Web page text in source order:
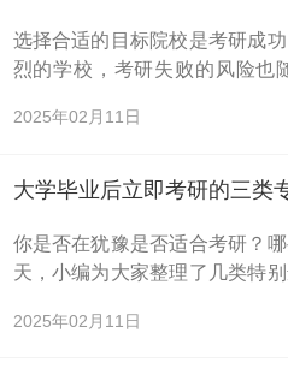
选择合适的目标院校是考研成
烈的学校，考研失败的风险也
的五所高校，看看你的目
2025年02月11日
大学毕业后立即考研的三类
你是否在犹豫是否适合考研？
天，小编为大家整理了几类特
注重培养学生的理论素
2025年02月11日